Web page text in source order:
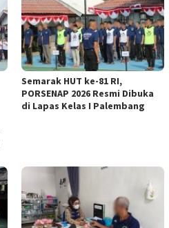
Semarak HUT ke-81 RI,
PORSENAP 2026 Resmi Dibuka
di Lapas Kelas I Palembang